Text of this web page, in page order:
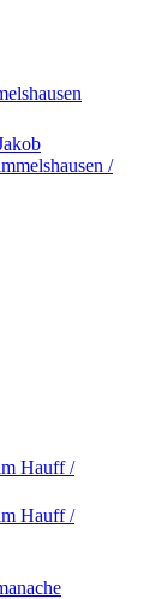
/
Hauff /
Hauff /